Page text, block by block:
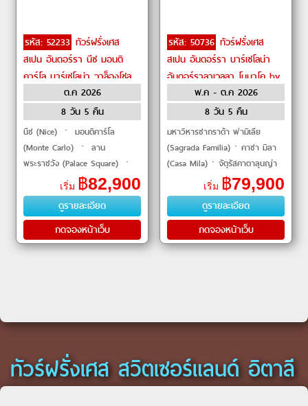
รหัส: 52233 ทัวร์ฝรั่งเศส
สเปน อันดอร์รา นีซ มอนติ
คาร์โล บาร์เซโลน่า วาล็องโซล
สะพานปงต์ดูการ์ มอนต์เซอร์รัต
by Qatar Airways
ต.ค 2026
8 วัน 5 คืน
นีซ (Nice) ㆍ มอนติคาร์โล
(Monte Carlo) ㆍ ลาน
พระราชวัง (Palace Square) ㆍ
วิหาร (Cathedral) ㆍ คาสิโน
(Casino) ㆍ โรงแรมเดอะปารีส
(Hotel de Paris) ㆍ เมืองเก่านีซ
(O
เริ่ม ฿82,900
ดูรายละเอียด
กดจองหน้าเว็บ
รหัส: 50736 ทัวร์ฝรั่งเศส
สเปน อันดอร์รา บาร์เซโลน่า
อันดอร์ราลาเวลลา โมนาโค by
Qatar Airways
พ.ค - ต.ค 2026
8 วัน 5 คืน
มหาวิหารซากราด้า ฟามิเลีย
(Sagrada Familia)ㆍคาซา มิลา
(Casa Mila)ㆍจัตุรัสคาตาลุนญ่า
(Plaça de Catalunya)ㆍมอนต์
เซอร์รัต (Montserrat)ㆍมหาวิหาร
ซาน�
เริ่ม ฿79,900
ดูรายละเอียด
กดจองหน้าเว็บ
ทัวร์ฝรั่งเศส สวิตเซอร์แลนด์ อิตาลี